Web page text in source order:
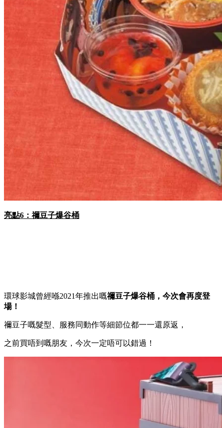
亮點6：禰豆子爆谷桶
環球影城曾經喺2021年推出嘅禰豆子爆谷桶 ，今次會再度登
場！
禰豆子嘅髮型、服務同動作等細節位都一一還原返，
之前買唔到嘅朋友，今次一定唔可以錯過！